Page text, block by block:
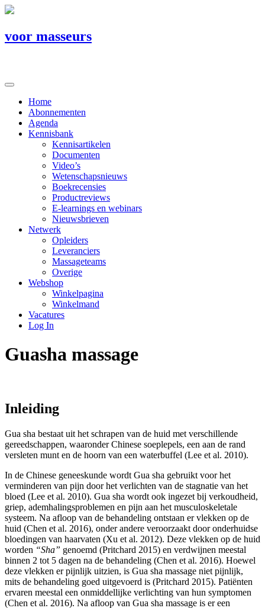
voor masseurs
Home
Abonnementen
Agenda
Kennisbank
Kennisartikelen
Documenten
Video’s
Wetenschapsnieuws
Boekrecensies
Productreviews
E-learnings en webinars
Nieuwsbrieven
Netwerk
Opleiders
Leveranciers
Massageteams
Overige
Webshop
Winkelpagina
Winkelmand
Vacatures
Log In
Guasha massage
Inleiding
Gua sha bestaat uit het schrapen van de huid met verschillende
gereedschappen, waaronder Chinese soeplepels, een aan de rand
versleten munt en de hoorn van een waterbuffel (Lee et al. 2010).
In de Chinese geneeskunde wordt Gua sha gebruikt voor het
verminderen van pijn door het verlichten van de stagnatie van het
bloed (Lee et al. 2010). Gua sha wordt ook ingezet bij verkoudheid,
griep, ademhalingsproblemen en pijn aan het musculoskeletale
systeem. Na afloop van de behandeling ontstaan er vlekken op de
huid (Chen et al. 2016), onder andere veroorzaakt door onderhuidse
bloedingen van haarvaten (Xu et al. 2012). Deze vlekken op de huid
worden “Sha” genoemd (Pritchard 2015) en verdwijnen meestal
binnen 2 tot 5 dagen na de behandeling (Chen et al. 2016). Hoewel
deze vlekken er pijnlijk uitzien, is Gua sha massage niet pijnlijk,
mits de behandeling goed uitgevoerd is (Pritchard 2015). Patiënten
ervaren meestal een onmiddellijke verlichting van hun symptomen
(Chen et al. 2016). Na afloop van Gua sha massage is er een